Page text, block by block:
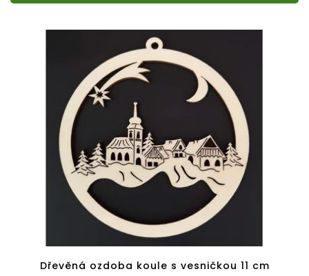
Dřevěná ozdoba koule s vesničkou 11 cm